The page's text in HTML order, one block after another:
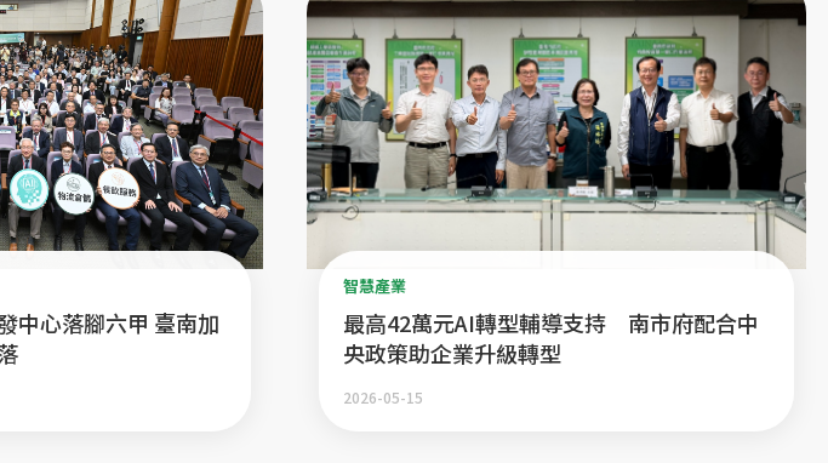
中心落腳六甲 臺南加
最高42萬元AI轉型輔導支持 南市府配合中
央政策助企業升級轉型
智慧產業
2026-05-15